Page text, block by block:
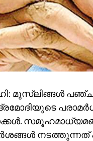
മുസ്‌ലിങ്ങള്‍
നടത്തുന്നത്